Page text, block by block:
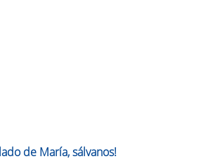
de María, sálvanos!